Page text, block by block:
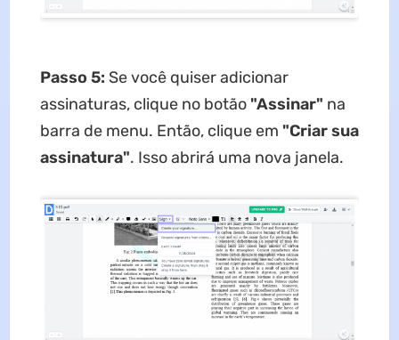
Passo 5: Se você quiser adicionar
assinaturas, clique no botão "Assinar" na
barra de menu. Então, clique em "Criar sua
assinatura". Isso abrirá uma nova janela.